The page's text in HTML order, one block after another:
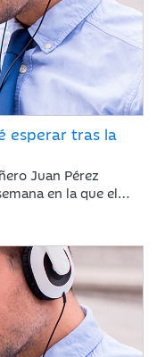
esperar tras la
Juan Pérez
en la que el
fuerza después de
con caídas
conflicto bélico